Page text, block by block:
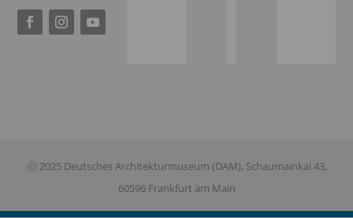
ⓒ 2025 Deutsches Architekturmuseum (DAM), Schaumainkai 43,
60596 Frankfurt am Main